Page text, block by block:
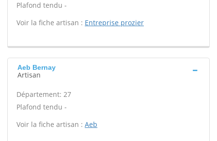
Plafond tendu -
Voir la fiche artisan : Entreprise prozier
Aeb Bernay
Artisan
Département: 27
Plafond tendu -
Voir la fiche artisan : Aeb